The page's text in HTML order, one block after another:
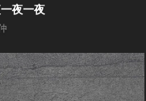
夜一夜